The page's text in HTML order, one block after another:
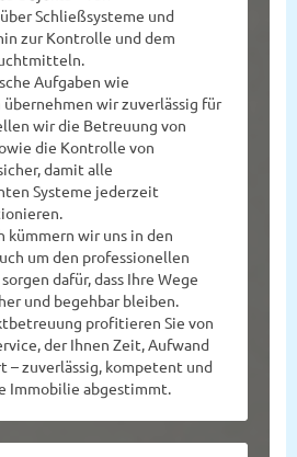
Schließsysteme und
zur Kontrolle und dem
Aufgaben wie
wir zuverlässig für
wir die Betreuung von
die Kontrolle von
damit alle
Systeme jederzeit
kümmern wir uns in den
um den professionellen
dafür, dass Ihre Wege
und begehbar bleiben.
profitieren Sie von
der Ihnen Zeit, Aufwand
– zuverlässig, kompetent und
Immobilie abgestimmt.